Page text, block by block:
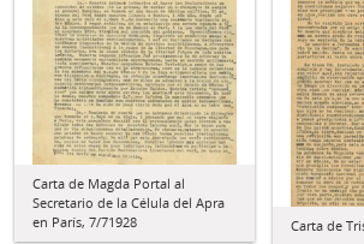
Carta de Magda Portal al
Secretario de la Célula del Apra
en París, 7/71928
Carta de